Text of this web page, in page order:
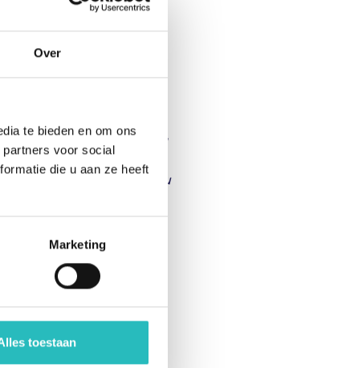
Over
te bieden en om ons
voor social
die u aan ze heeft
Marketing
toestaan
met Null
Jan verdiepte Coen
in de sorteerbakken
andere stromen is”
,
je er echt in kijkt.
“We zijn nu
A330 kunnen
mogelijk om moeten
zo min mogelijk
de hoop is dat er nu
zijn voor de
mee te gaan.
in de recyclingwereld.
afvalstromen